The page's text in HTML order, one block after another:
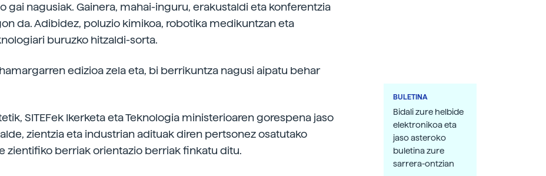
gai nagusiak. Gainera, mahai-inguru, erakustaldi eta konferentzia
da. Adibidez, poluzio kimikoa, robotika medikuntzan eta
buruzko hitzaldi-sorta.
edizioa zela eta, bi berrikuntza nagusi aipatu behar
SITEFek Ikerketa eta Teknologia ministerioaren gorespena jaso
zientzia eta industrian adituak diren pertsonez osatutako
zientifiko berriak orientazio berriak finkatu ditu.
BULETINA
Bidali zure helbide
elektronikoa eta
jaso asteroko
buletina zure
sarrera-ontzian